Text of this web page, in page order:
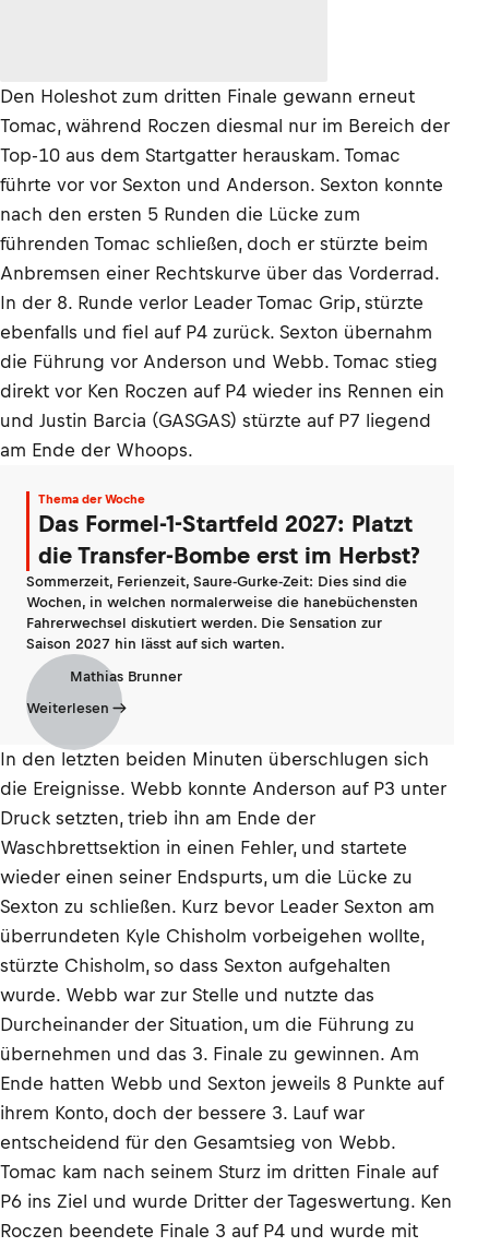
Den Holeshot zum dritten Finale gewann erneut
Tomac, während Roczen diesmal nur im Bereich der
Top-10 aus dem Startgatter herauskam. Tomac
führte vor vor Sexton und Anderson. Sexton konnte
nach den ersten 5 Runden die Lücke zum
führenden Tomac schließen, doch er stürzte beim
Anbremsen einer Rechtskurve über das Vorderrad.
In der 8. Runde verlor Leader Tomac Grip, stürzte
ebenfalls und fiel auf P4 zurück. Sexton übernahm
die Führung vor Anderson und Webb. Tomac stieg
direkt vor Ken Roczen auf P4 wieder ins Rennen ein
und Justin Barcia (GASGAS) stürzte auf P7 liegend
am Ende der Whoops.
Thema der Woche
Das Formel-1-Startfeld 2027: Platzt
die Transfer-Bombe erst im Herbst?
Sommerzeit, Ferienzeit, Saure-Gurke-Zeit: Dies sind die
Wochen, in welchen normalerweise die hanebüchensten
Fahrerwechsel diskutiert werden. Die Sensation zur
Saison 2027 hin lässt auf sich warten.
Mathias Brunner
Weiterlesen
In den letzten beiden Minuten überschlugen sich
die Ereignisse. Webb konnte Anderson auf P3 unter
Druck setzten, trieb ihn am Ende der
Waschbrettsektion in einen Fehler, und startete
wieder einen seiner Endspurts, um die Lücke zu
Sexton zu schließen. Kurz bevor Leader Sexton am
überrundeten Kyle Chisholm vorbeigehen wollte,
stürzte Chisholm, so dass Sexton aufgehalten
wurde. Webb war zur Stelle und nutzte das
Durcheinander der Situation, um die Führung zu
übernehmen und das 3. Finale zu gewinnen. Am
Ende hatten Webb und Sexton jeweils 8 Punkte auf
ihrem Konto, doch der bessere 3. Lauf war
entscheidend für den Gesamtsieg von Webb.
Tomac kam nach seinem Sturz im dritten Finale auf
P6 ins Ziel und wurde Dritter der Tageswertung. Ken
Roczen beendete Finale 3 auf P4 und wurde mit